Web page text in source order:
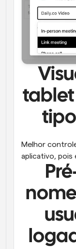
tablet
Melhor
aplicativo, pois